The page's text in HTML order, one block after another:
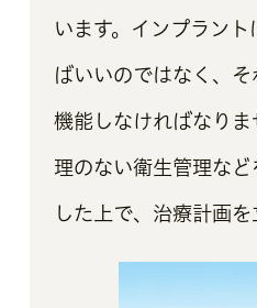
います。インプラント
ばいいのではなく、
機能しなければなり
理のない衛生管理な
した上で、治療計画を